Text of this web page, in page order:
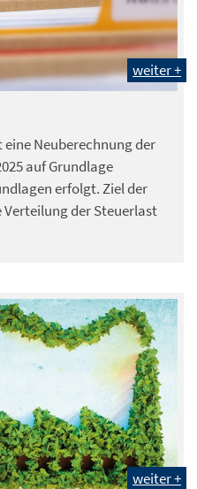
weiter +
Neuberechnung der
auf Grundlage
erfolgt. Ziel der
Verteilung der Steuerlast
weiter +